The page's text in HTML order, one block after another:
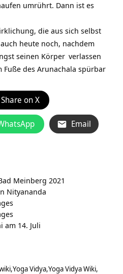
umrührt. Dann ist es
die aus sich selbst
heute noch, nachdem
seinen Körper verlassen
Fuße des Arunachala spürbar
Share on X
Email
Meinberg 2021
Nityananda
am 14. Juli
Yoga Vidya Yoga Vidya Wiki